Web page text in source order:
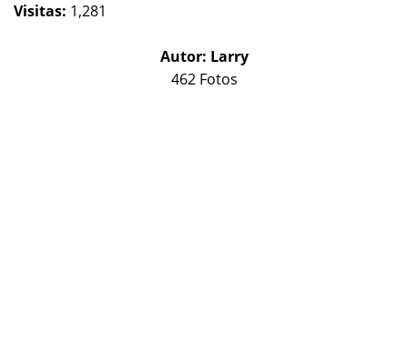
Visitas: 1,281
Autor: Larry
462 Fotos